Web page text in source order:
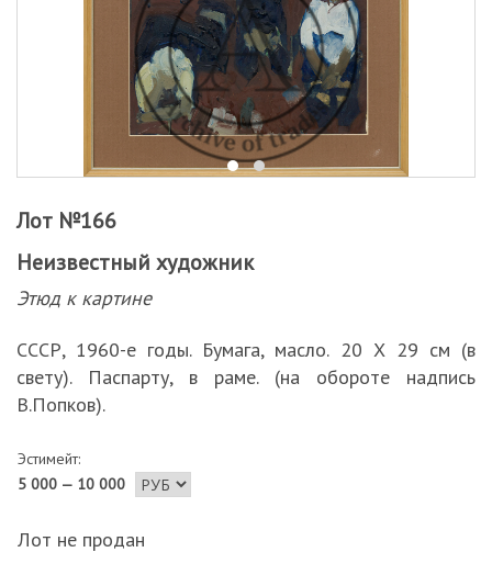
Лот №166
Неизвестный художник
Этюд к картине
СССР, 1960-е годы. Бумага, масло. 20 Х 29 см (в
свету). Паспарту, в раме. (на обороте надпись
В.Попков).
Эстимейт:
5 000 — 10 000
Лот не продан